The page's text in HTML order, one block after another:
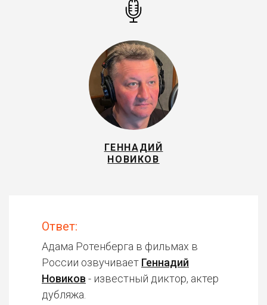
ГЕННАДИЙ
НОВИКОВ
Ответ:
Адама Ротенберга в фильмах в
России озвучивает Геннадий
Новиков - известный диктор, актер
дубляжа.